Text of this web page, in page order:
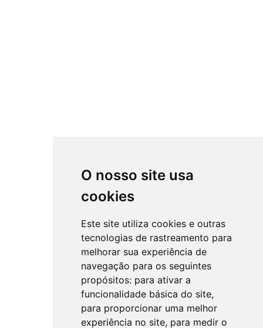
O nosso site usa
cookies
Este site utiliza cookies e outras
tecnologias de rastreamento para
melhorar sua experiência de
navegação para os seguintes
propósitos: para ativar a
funcionalidade básica do site,
para proporcionar uma melhor
experiência no site, para medir o